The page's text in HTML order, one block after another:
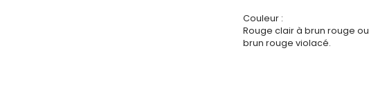
Couleur :
Rouge clair à brun rouge ou
brun rouge violacé.